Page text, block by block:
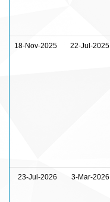
18-Nov-2025 22-Jul-2025
23-Jul-2026 3-Mar-2026